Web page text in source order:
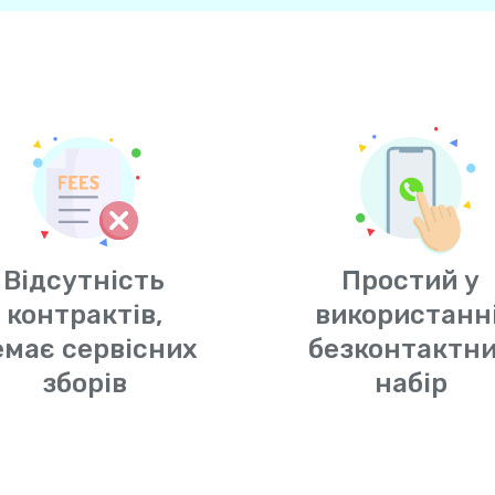
Відсутність
контрактів,
сервісних
зборів
Простий у
набір